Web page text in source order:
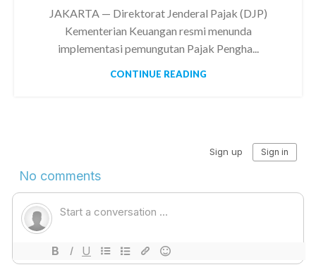
JAKARTA — Direktorat Jenderal Pajak (DJP)
Kementerian Keuangan resmi menunda
implementasi pemungutan Pajak Pengha...
CONTINUE READING